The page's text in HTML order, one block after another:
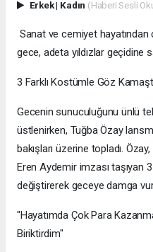
Erkek| Kadın (Haberi Sesli
Sanat ve cemiyet hayatından
gece, adeta yıldızlar geçidine
3 Farklı Kostümle Göz
Gecenin sunuculuğunu ünlü
üstlenirken, Tuğba Özay
bakışları üzerine topladı.
Eren Aydemir imzası taşıyan
değiştirerek geceye damga
"Hayatımda Çok Para
Biriktirdim"